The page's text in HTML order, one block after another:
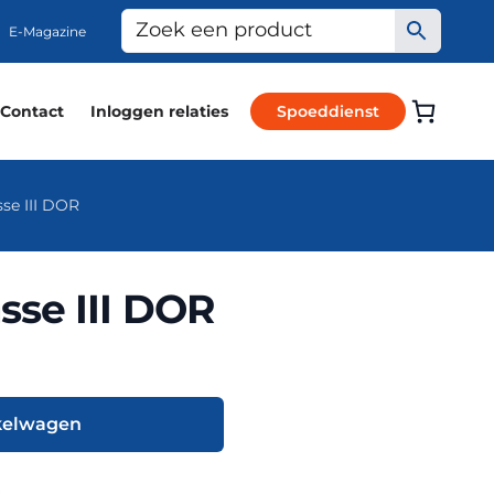
E-Magazine
Contact Inloggen relaties Spoeddienst
III DOR
III DOR